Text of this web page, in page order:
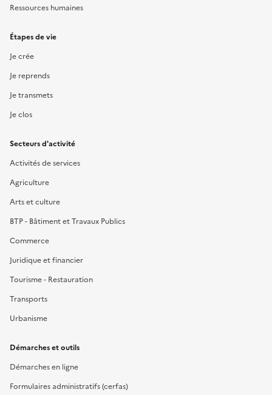
Ressources humaines
Étapes de vie
Je crée
Je reprends
Je transmets
Je clos
Secteurs d'activité
Activités de services
Agriculture
Arts et culture
BTP - Bâtiment et Travaux Publics
Commerce
Juridique et financier
Tourisme - Restauration
Transports
Urbanisme
Démarches et outils
Démarches en ligne
Formulaires administratifs (cerfas)